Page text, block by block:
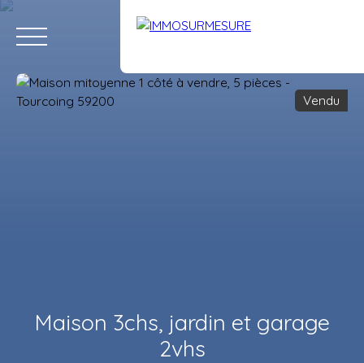
Vendu
Maison 3chs, jardin et garage
2vhs